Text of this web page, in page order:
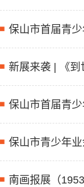
保山市首届青
新展来袭 | 《
保山市首届青
保山市青少年
南画报展（